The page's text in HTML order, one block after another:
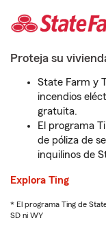
Proteja su
State Farm y
incendios
gratuita.
El programa
de póliza de
inquilinos de
Explora Ting
* El programa Ting de
SD ni WY